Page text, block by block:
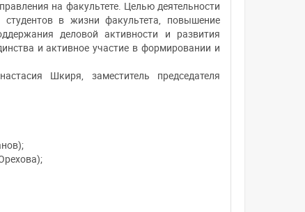
на факультете. Целью деятельности
в жизни факультета, повышение
деловой активности и развития
и активное участие в формировании и
Шкиря, заместитель председателя